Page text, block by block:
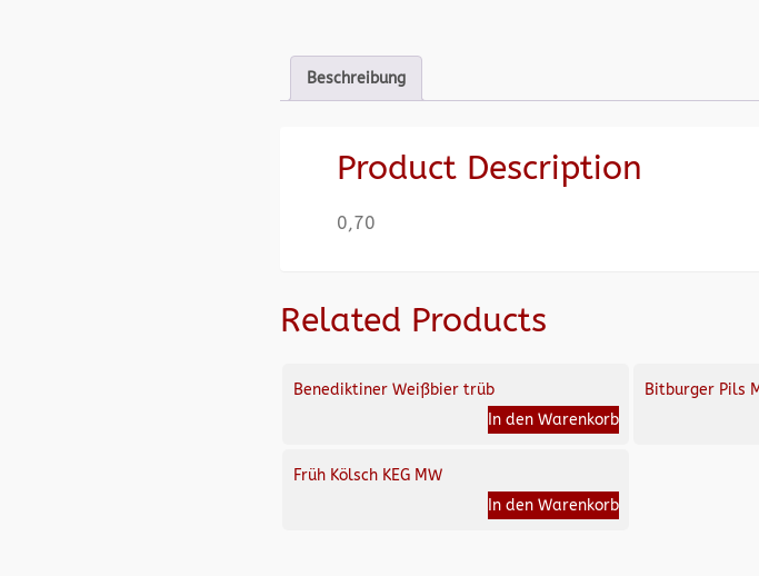
Beschreibung
Product Description
0,70
Related Products
Benediktiner Weißbier trüb
In den Warenkorb
Bitburger Pils
Früh Kölsch KEG MW
In den Warenkorb